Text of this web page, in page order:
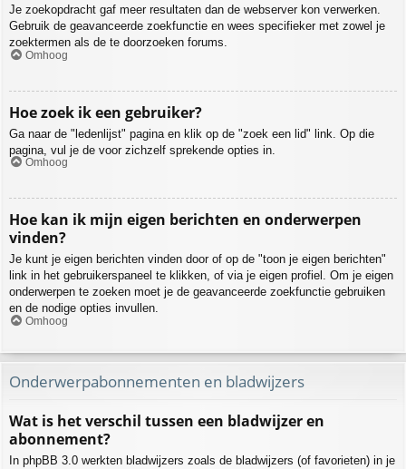
Je zoekopdracht gaf meer resultaten dan de webserver kon verwerken.
Gebruik de geavanceerde zoekfunctie en wees specifieker met zowel je
zoektermen als de te doorzoeken forums.
Omhoog
Hoe zoek ik een gebruiker?
Ga naar de "ledenlijst" pagina en klik op de "zoek een lid" link. Op die
pagina, vul je de voor zichzelf sprekende opties in.
Omhoog
Hoe kan ik mijn eigen berichten en onderwerpen
vinden?
Je kunt je eigen berichten vinden door of op de "toon je eigen berichten"
link in het gebruikerspaneel te klikken, of via je eigen profiel. Om je eigen
onderwerpen te zoeken moet je de geavanceerde zoekfunctie gebruiken
en de nodige opties invullen.
Omhoog
Onderwerpabonnementen en bladwijzers
Wat is het verschil tussen een bladwijzer en
abonnement?
In phpBB 3.0 werkten bladwijzers zoals de bladwijzers (of favorieten) in je